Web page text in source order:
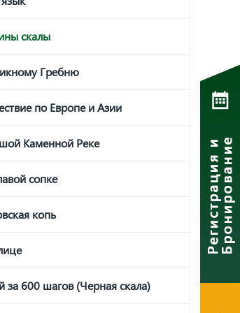
скалы
Гребню
по Европе и Азии
Каменной Реке
сопке
копь
за 600 шагов (Черная скала)